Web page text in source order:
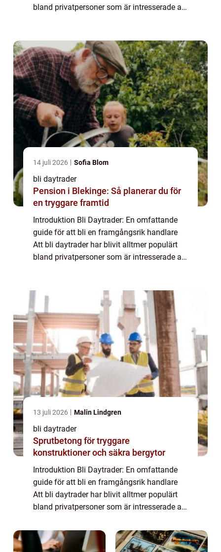
bland privatpersoner som är intresserade av
14 juli 2026 Sofia Blom
bli daytrader
Pension i Blekinge: Så planerar du för
en tryggare framtid
Introduktion Bli Daytrader: En omfattande
guide för att bli en framgångsrik handlare
Att bli daytrader har blivit alltmer populärt
bland privatpersoner som är intresserade av
13 juli 2026 Malin Lindgren
bli daytrader
Sprutbetong för tryggare
konstruktioner och säkra bergytor
Introduktion Bli Daytrader: En omfattande
guide för att bli en framgångsrik handlare
Att bli daytrader har blivit alltmer populärt
bland privatpersoner som är intresserade av
en aktiv handelsstrategi som ...